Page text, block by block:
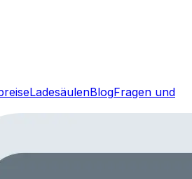
LadesäulenBlogFragen und